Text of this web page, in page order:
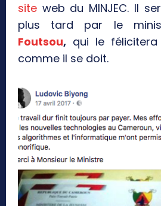
site web du MINJEC. Il
plus tard par le
Foutsou, qui le
comme il se doit.